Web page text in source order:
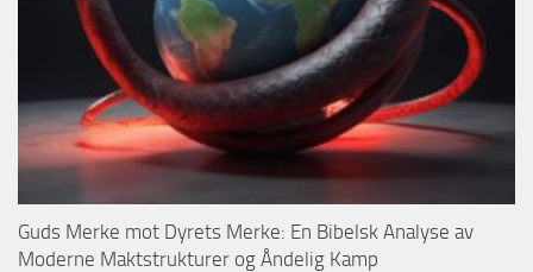
Guds Merke mot Dyrets Merke: En Bibelsk Analyse av
Moderne Maktstrukturer og Åndelig Kamp